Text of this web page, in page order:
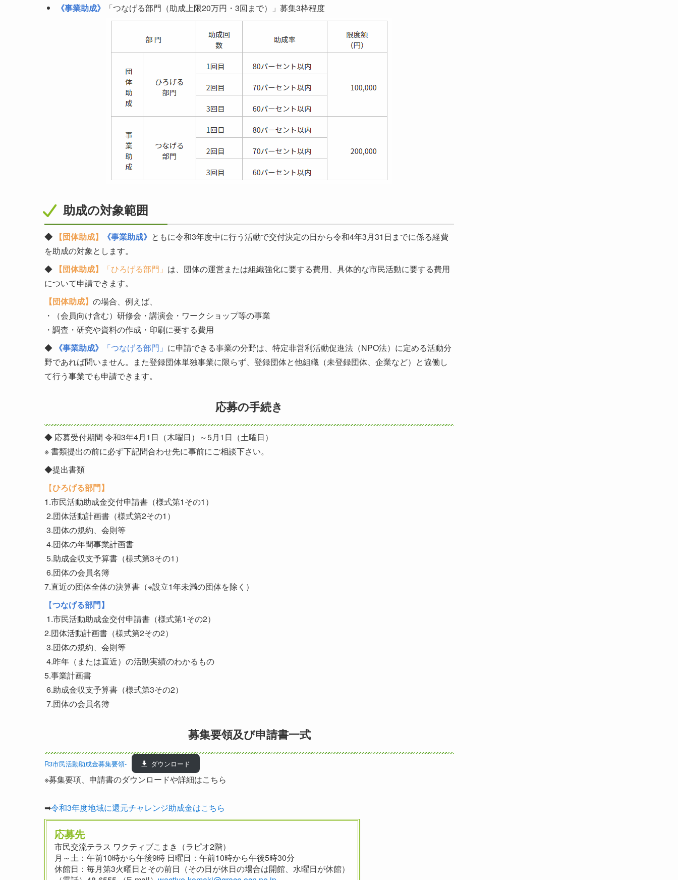
《事業助成》
「つなげる部門（助成上限20万円・3回まで）」募集3枠程度
助成の対象範囲
◆ 【団体助成】 《事業助成》 ともに令和3年度中に行う活動で交付決定の日から令和4年3月31日までに係る経費
を助成の対象とします。
◆
【団体助成】 「ひろげる部門」 は、団体の運営または組織強化に要する費用、具体的な市民活動に要する費用
について申請できます。
【団体助成】 の場合、例えば、
・（会員向け含む）研修会・講演会・ワークショップ等の事業
・調査・研究や資料の作成・印刷に要する費用
◆ 《事業助成》 「つなげる部門」 に申請できる事業の分野は、特定非営利活動促進法（NPO法）に定める活動分
野であれば問いません。また登録団体単独事業に限らず、登録団体と他組織（未登録団体、企業など）と協働し
て行う事業でも申請できます。
応募の手続き
◆ 応募受付期間 令和3年4月1日（木曜日）～5月1日（土曜日）
※ 書類提出の前に必ず下記問合わせ先に事前にご相談下さい。
◆提出書類
【ひろげる部門】
1.市民活動助成金交付申請書（様式第1その1）
2.団体活動計画書（様式第2その1）
3.団体の規約、会則等
4.団体の年間事業計画書
5.助成金収支予算書（様式第3その1）
6.団体の会員名簿
7.直近の団体全体の決算書（※設立1年未満の団体を除く）
【つなげる部門】
1.市民活動助成金交付申請書（様式第1その2）
2.団体活動計画書（様式第2その2）
3.団体の規約、会則等
4.昨年（または直近）の活動実績のわかるもの
5.事業計画書
6.助成金収支予算書（様式第3その2）
7.団体の会員名簿
募集要領及び申請書一式
R3市民活動助成金募集要領- ダウンロード
※募集要項、申請書のダウンロードや詳細はこちら
➡令和3年度地域に還元チャレンジ助成金はこちら
応募先
市民交流テラス ワクティブこまき（ラピオ2階）
月～土：午前10時から午後9時 日曜日：午前10時から午後5時30分
休館日：毎月第3火曜日とその前日（その日が休日の場合は開館、水曜日が休館）